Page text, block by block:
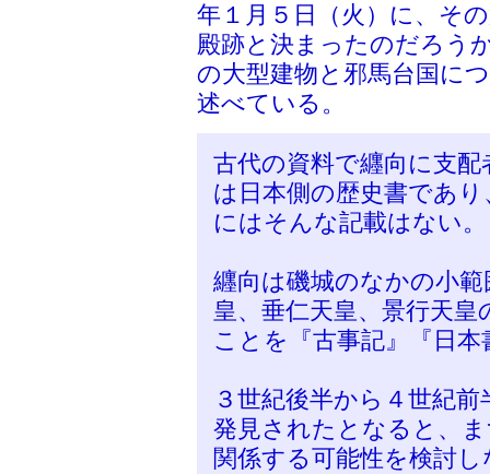
年１月５日（火）に、そ
殿跡と決まったのだろう
の大型建物と邪馬台国に
述べている。
古代の資料で纒向に支
は日本側の歴史書であ
にはそんな記載はない。
纒向は磯城のなかの小
皇、垂仁天皇、景行天
ことを『古事記』『日
３世紀後半から４世紀
発見されたとなると、
関係する可能性を検討